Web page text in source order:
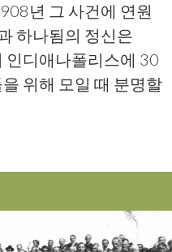
년 그 사건에 연원
하나됨의 정신은
인디애나폴리스에 30
위해 모일 때 분명할